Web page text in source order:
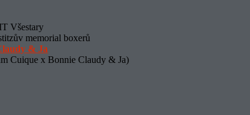
Všestary
memorial boxerů
& Ja
Cuique x Bonnie Claudy & Ja)